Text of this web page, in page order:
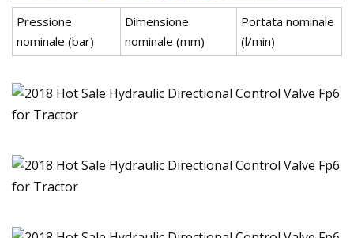
Pressione
nominale (bar)
Dimensione
nominale (mm)
Portata nominale
(l/min)